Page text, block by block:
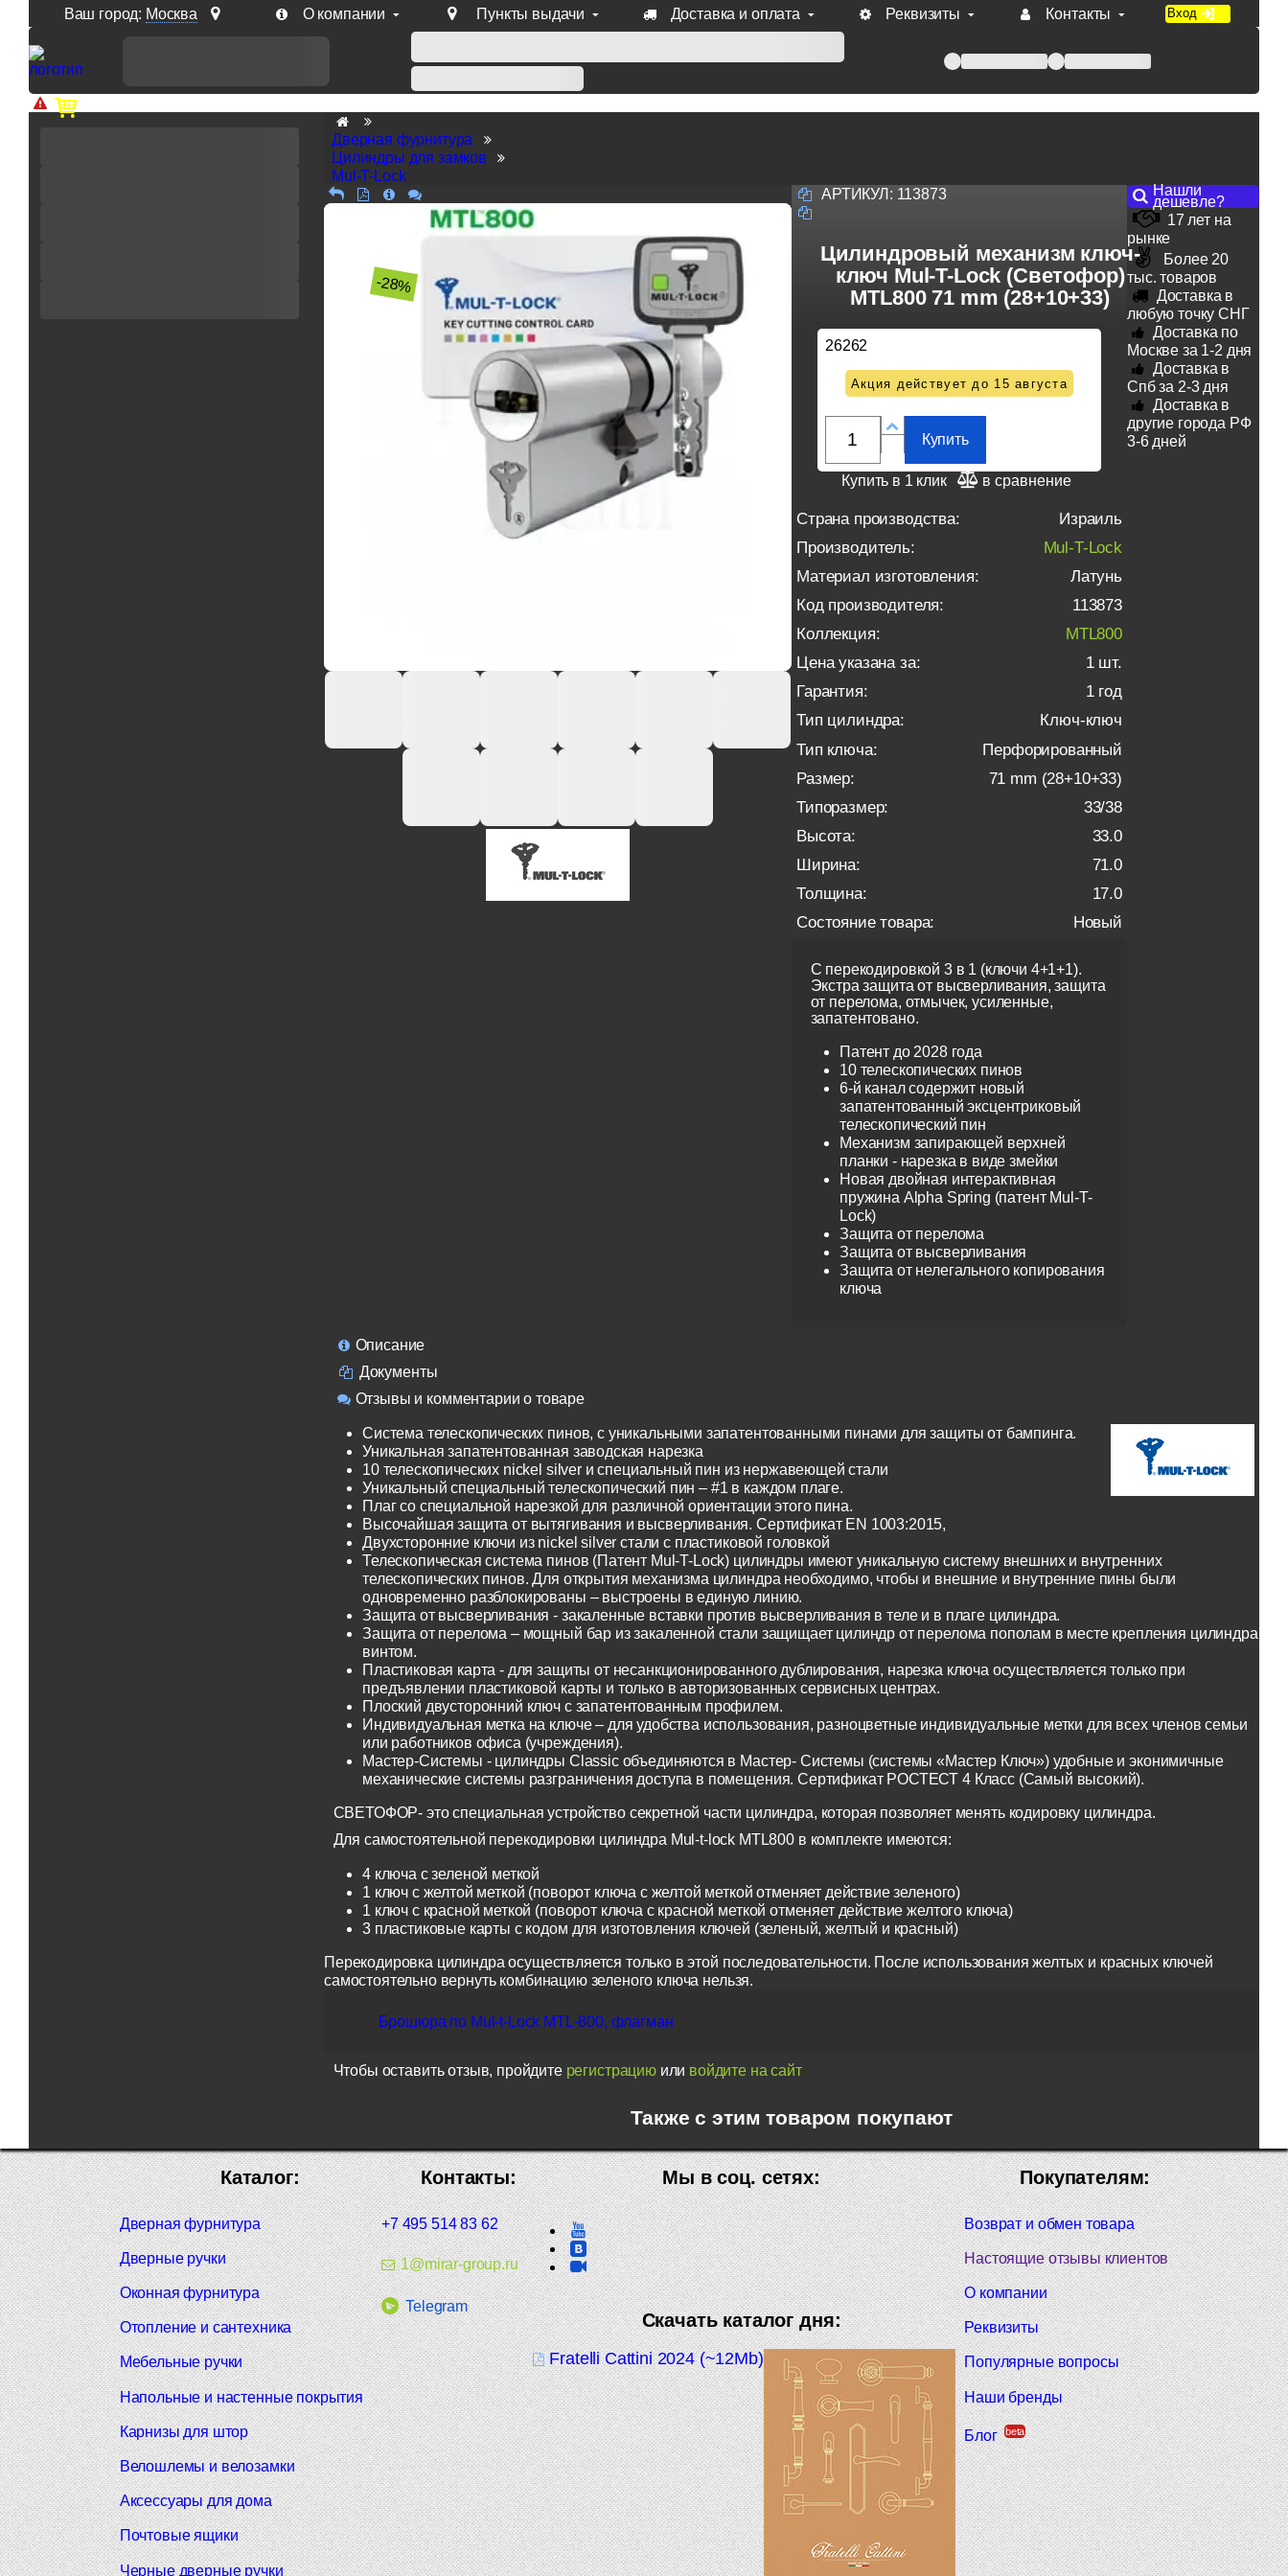
Ваш город: Москва О компании Пункты выдачи Доставка и оплата Реквизиты Контакты Вход
Доп. скидка от цен на сайте 7% при заказе от 50 тыс. руб продукции Venezia, Fratelli, Tupai, Extreza, Melodia, Forme при оплате по счету.
Дверная фурнитура
Цилиндры для замков
Mul-T-Lock
-28%
АРТИКУЛ: 113873
Цилиндровый механизм ключ-
ключ Mul-T-Lock (Светофор)
MTL800 71 mm (28+10+33)
26262
Акция действует до 15 августа
Купить
Купить в 1 клик в сравнение
Страна производства:
Израиль
Производитель:
Mul-T-Lock
Материал изготовления:
Латунь
Код производителя:
113873
Коллекция:
MTL800
Цена указана за:
1 шт.
Гарантия:
1 год
Тип цилиндра:
Ключ-ключ
Тип ключа:
Перфорированный
Размер:
71 mm (28+10+33)
Типоразмер:
33/38
Высота:
33.0
Ширина:
71.0
Толщина:
17.0
Состояние товара:
Новый
С перекодировкой 3 в 1 (ключи 4+1+1).
Экстра защита от высверливания, защита
от перелома, отмычек, усиленные,
запатентовано.
Патент до 2028 года
10 телескопических пинов
6-й канал содержит новый
запатентованный эксцентриковый
телескопический пин
Механизм запирающей верхней
планки - нарезка в виде змейки
Новая двойная интерактивная
пружина Alpha Spring (патент Mul-T-
Lock)
Защита от перелома
Защита от высверливания
Защита от нелегального копирования
ключа
Нашли
дешевле?
17 лет на
рынке
Более 20
тыс. товаров
Доставка в
любую точку СНГ
Доставка по
Москве за 1-2 дня
Доставка в
Спб за 2-3 дня
Доставка в
другие города РФ
3-6 дней
Описание
Документы
Отзывы и комментарии о товаре
Система телескопических пинов, с уникальными запатентованными пинами для защиты от бампинга.
Уникальная запатентованная заводская нарезка
10 телескопических nickel silver и специальный пин из нержавеющей стали
Уникальный специальный телескопический пин – #1 в каждом плаге.
Плаг со специальной нарезкой для различной ориентации этого пина.
Высочайшая защита от вытягивания и высверливания. Сертификат EN 1003:2015,
Двухсторонние ключи из nickel silver стали с пластиковой головкой
Телескопическая система пинов (Патент Mul-T-Lock) цилиндры имеют уникальную систему внешних и внутренних
телескопических пинов. Для открытия механизма цилиндра необходимо, чтобы и внешние и внутренние пины были
одновременно разблокированы – выстроены в единую линию.
Защита от высверливания - закаленные вставки против высверливания в теле и в плаге цилиндра.
Защита от перелома – мощный бар из закаленной стали защищает цилиндр от перелома пополам в месте крепления цилиндра
винтом.
Пластиковая карта - для защиты от несанкционированного дублирования, нарезка ключа осуществляется только при
предъявлении пластиковой карты и только в авторизованных сервисных центрах.
Плоский двусторонний ключ с запатентованным профилем.
Индивидуальная метка на ключе – для удобства использования, разноцветные индивидуальные метки для всех членов семьи
или работников офиса (учреждения).
Мастер-Системы - цилиндры Classic объединяются в Мастер- Системы (системы «Мастер Ключ») удобные и эконимичные
механические системы разграничения доступа в помещения. Сертификат РОСТЕСТ 4 Класс (Самый высокий).
СВЕТОФОР- это специальная устройство секретной части цилиндра, которая позволяет менять кодировку цилиндра.
Для самостоятельной перекодировки цилиндра Mul-t-lock MTL800 в комплекте имеются:
4 ключа с зеленой меткой
1 ключ с желтой меткой (поворот ключа с желтой меткой отменяет действие зеленого)
1 ключ с красной меткой (поворот ключа с красной меткой отменяет действие желтого ключа)
3 пластиковые карты с кодом для изготовления ключей (зеленый, желтый и красный)
Перекодировка цилиндра осуществляется только в этой последовательности. После использования желтых и красных ключей
самостоятельно вернуть комбинацию зеленого ключа нельзя.
Брошюра по Mul-t-Lock MTL-800, флагман
Чтобы оставить отзыв, пройдите регистрациюили войдите на сайт
Также с этим товаром покупают
Покупателям:
Возврат и обмен товара
Настоящие отзывы клиентов
О компании
Реквизиты
Популярные вопросы
Наши бренды
Блог beta
Мы в соц. сетях:
Скачать каталог дня:
Fratelli Cattini 2024 (~12Mb)
Контакты:
+7 495 514 83 62
1@mirar-group.ru
Telegram
Каталог:
Дверная фурнитура
Дверные ручки
Оконная фурнитура
Отопление и сантехника
Мебельные ручки
Напольные и настенные покрытия
Карнизы для штор
Велошлемы и велозамки
Аксессуары для дома
Почтовые ящики
Черные дверные ручки